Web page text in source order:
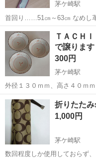
茅ケ崎駅
首回り……51㎝～63㎝ なめし革平首輪(
リバー用に購入しましたが、大き
は、松林通りのセブン-イレブ
す。
神奈川 茅ヶ崎市
ＴＡＣＨ
で譲ります
300円
茅ケ崎駅
外径１３０ｍｍ、高さ４０ｍ
未使用、美品 ３００円で譲り
も可能 です。 当方、パソコンでの対応になりますので、お問合せのメ
ール返信が遅く...
神奈川 茅ヶ崎市 茅ケ崎
折りたたみ
1,000円
茅ケ崎駅
数回程度しか使用しておらず